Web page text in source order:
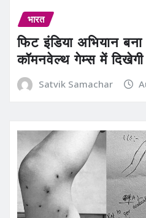
भारत
फिट इंडिया अभियान
कॉमनवेल्थ गेम्स में
Satvik Samachar